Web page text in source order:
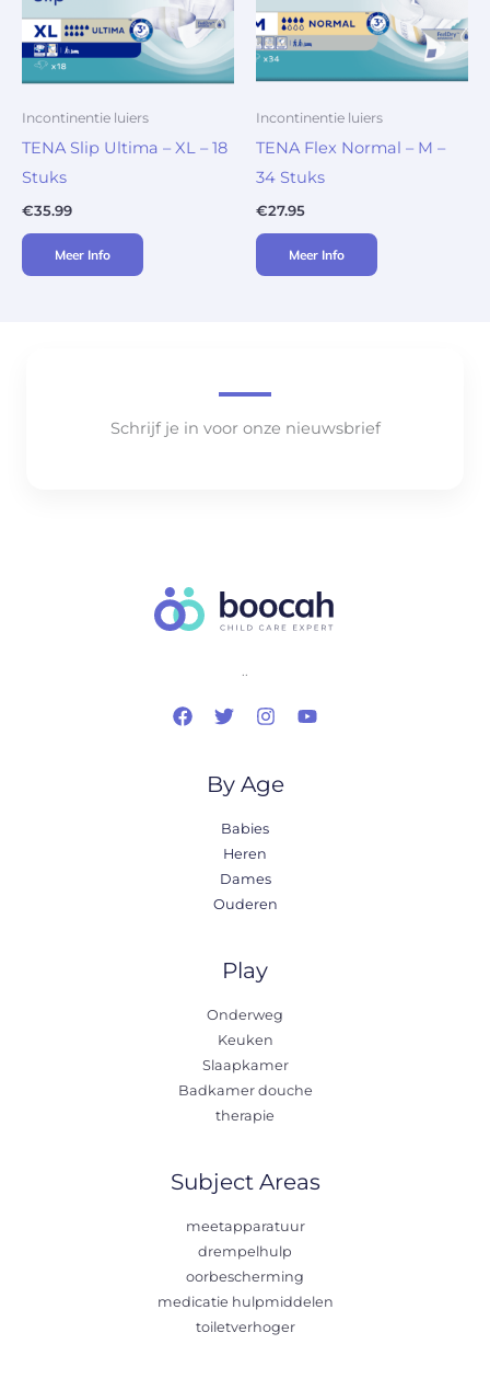
Incontinentie luiers
TENA Slip Ultima – XL – 18
Stuks
€35.99
Meer Info
Incontinentie luiers
TENA Flex Normal – M –
34 Stuks
€27.95
Meer Info
Schrijf je in voor onze nieuwsbrief
..
By Age
Babies
Heren
Dames
Ouderen
Play
Onderweg
Keuken
Slaapkamer
Badkamer douche
therapie
Subject Areas
meetapparatuur
drempelhulp
oorbescherming
medicatie hulpmiddelen
toiletverhoger